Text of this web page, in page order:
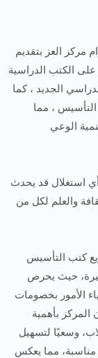
مركز العز بتقديم
الكتب الدراسية
الجديد ، كما
، مما
الوعي
استغلال قد يحدث
والعلم لكل من
كتب التأسيس
حيث يحرص
الأمور بخصومات
المركز بأهمية
وسعيًا لتسهيل
مناسبة، مما يعكس